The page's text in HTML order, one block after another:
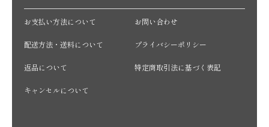
お支払い方法について
配送方法・送料について
返品について
キャンセルについて
お問い合わせ
プライバシーポリシー
特定商取引法に基づく表記